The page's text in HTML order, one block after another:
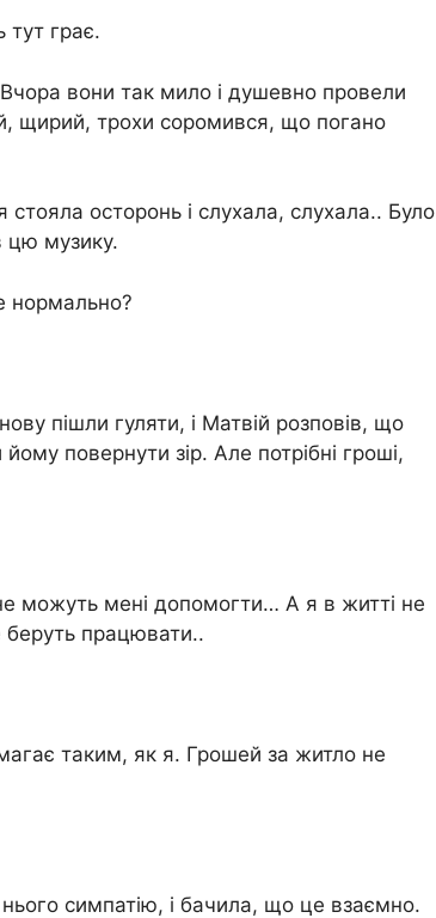
тут грає.
вони так мило і душевно провели
щирий, трохи соромився, що погано
осторонь і слухала, слухала.. Було
цю музику.
нормально?
пішли гуляти, і Матвій розповів, що
повернути зір. Але потрібні гроші,
можуть мені допомогти… А я в житті не
беруть працювати..
таким, як я. Грошей за житло не
симпатію, і бачила, що це взаємно.